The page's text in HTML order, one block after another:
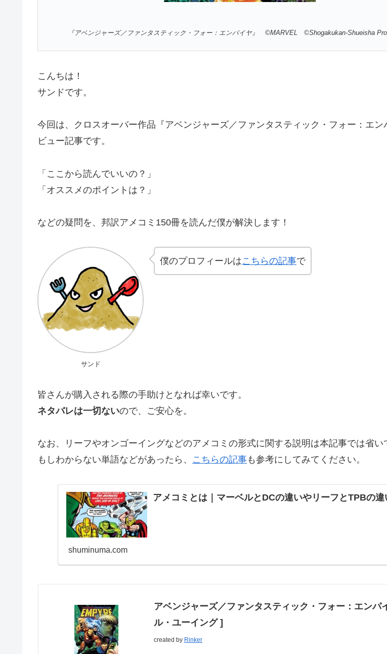
『アベンジャーズ／ファンタスティック・フォー：エンパイヤ』 ©MARVEL ©Shogakukan-Shueisha
こんちは！
サンドです。
今回は、クロスオーバー作品『アベンジャーズ／ファンタスティック・フォー：エン
ビュー記事です。
「ここから読んでいいの？」
「オススメのポイントは？」
などの疑問を、邦訳アメコミ150冊を読んだ僕が解決します！
サンド
僕のプロフィールはこちらの記事で
皆さんが購入される際の手助けとなれば幸いです。
ネタバレは一切ないので、ご安心を。
なお、リーフやオンゴーイングなどのアメコミの形式に関する説明は本記事では省い
もしわからない単語などがあったら、 こちらの記事も参考にしてみてください。
アメコミとは｜マーベルとDCの違いやリーフとTPBの違
shuminuma.com
アベンジャーズ／ファンタスティック・フォー：エンパ
ル・ユーイング ]
created by Rinker